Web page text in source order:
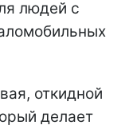
людей с
откидной
делает